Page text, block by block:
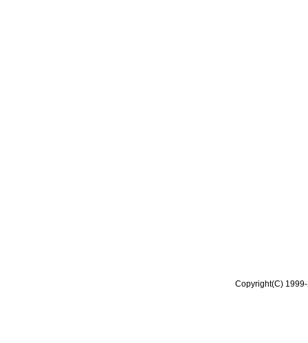
Copyright(C)